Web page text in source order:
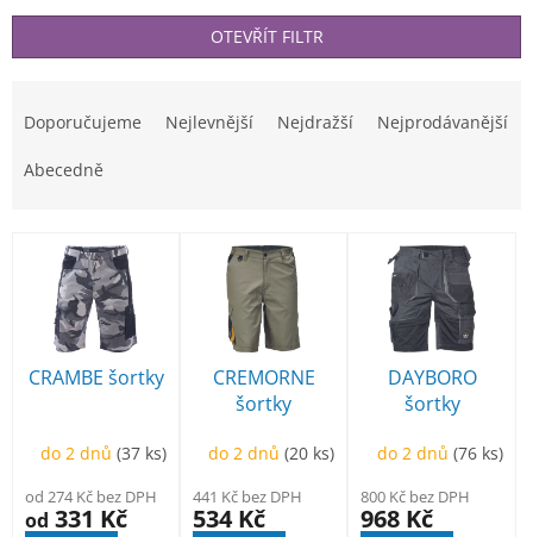
OTEVŘÍT FILTR
Doporučujeme Nejlevnější Nejdražší Nejprodávanější
Abecedně
CRAMBE šortky
do 2 dnů(37 ks)
od 274 Kč bez DPH
od 331 Kč
CREMORNE
šortky
do 2 dnů(20 ks)
441 Kč bez DPH
534 Kč
DAYBORO
šortky
do 2 dnů (76 ks)
800 Kč bez DPH
968 Kč